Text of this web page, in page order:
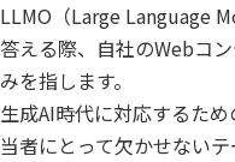
LLMO（Large Language
答える際、自社のWebコ
みを指します。
生成AI時代に対応するた
当者にとって欠かせないテ